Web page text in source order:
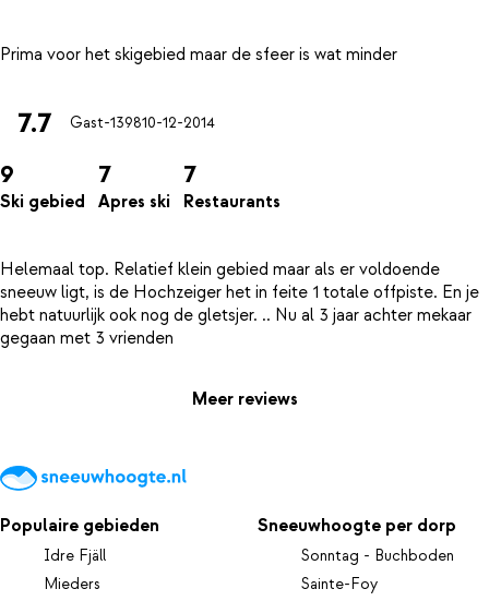
7.7 Gast-139810-12-2014
9
Ski gebied
7
Apres ski
7
Restaurants
Helemaal top. Relatief klein gebied maar als er voldoende
sneeuw ligt, is de Hochzeiger het in feite 1 totale offpiste. En je
hebt natuurlijk ook nog de gletsjer. .. Nu al 3 jaar achter mekaar
Meer reviews
Populaire gebieden
Idre Fjäll
Mieders
Sneeuwhoogte per dorp
Sonntag - Buchboden
Sainte-Foy